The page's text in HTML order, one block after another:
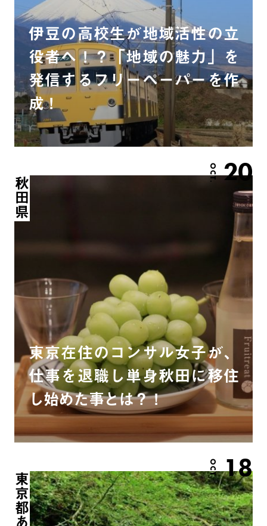
伊豆の高校生が地域活性の立
役者へ！？「地域の魅力」を
発信するフリーペーパーを作
成！
OCT. 20
秋田県
東京在住のコンサル女子が、
仕事を退職し単身秋田に移住
し始めた事とは？！
OCT. 18